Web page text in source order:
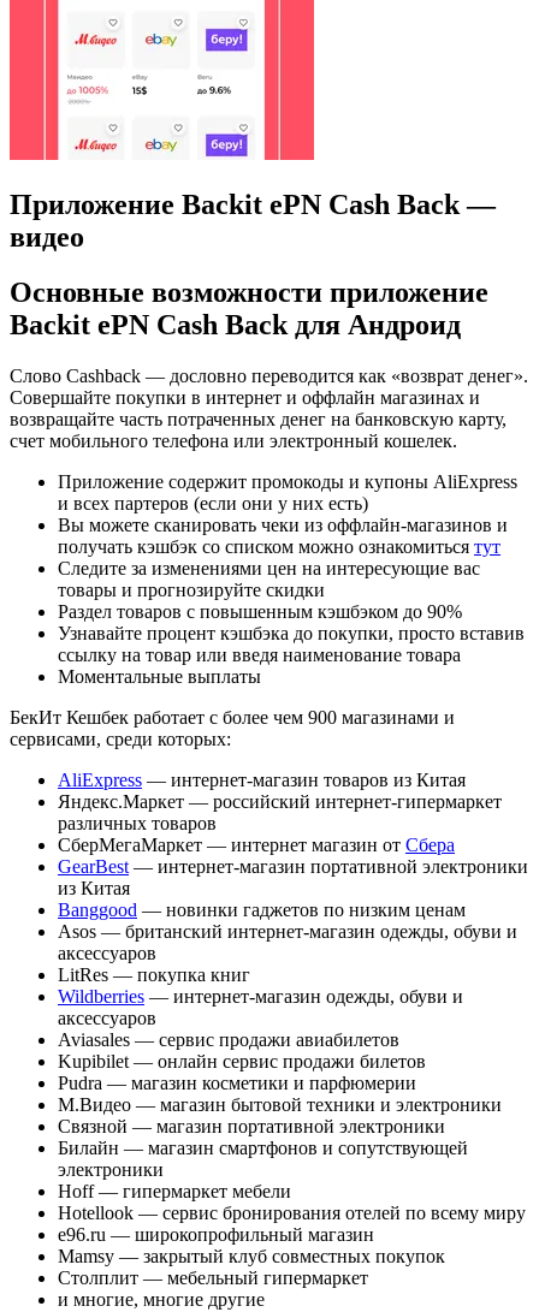
Приложение Backit ePN Cash Back —
видео
Основные возможности приложение
Backit ePN Cash Back для Андроид
Слово Cashback — дословно переводится как «возврат денег».
Совершайте покупки в интернет и оффлайн магазинах и
возвращайте часть потраченных денег на банковскую карту,
счет мобильного телефона или электронный кошелек.
Приложение содержит промокоды и купоны AliExpress
и всех партеров (если они у них есть)
Вы можете сканировать чеки из оффлайн-магазинов и
получать кэшбэк со списком можно ознакомиться тут
Следите за изменениями цен на интересующие вас
товары и прогнозируйте скидки
Раздел товаров с повышенным кэшбэком до 90%
Узнавайте процент кэшбэка до покупки, просто вставив
ссылку на товар или введя наименование товара
Моментальные выплаты
БекИт Кешбек работает c более чем 900 магазинами и
сервисами, среди которых:
AliExpress — интернет-магазин товаров из Китая
Яндекс.Маркет — российский интернет-гипермаркет
различных товаров
СберМегаМаркет — интернет магазин от Сбера
GearBest — интернет-магазин портативной электроники
из Китая
Banggood — новинки гаджетов по низким ценам
Asos — британский интернет-магазин одежды, обуви и
аксессуаров
LitRes — покупка книг
Wildberries — интернет-магазин одежды, обуви и
аксессуаров
Aviasales — сервис продажи авиабилетов
Kupibilet — онлайн сервис продажи билетов
Pudra — магазин косметики и парфюмерии
М.Видео — магазин бытовой техники и электроники
Связной — магазин портативной электроники
Билайн — магазин смартфонов и сопутствующей
электроники
Hoff — гипермаркет мебели
Hotellook — сервис бронирования отелей по всему миру
e96.ru — широкопрофильный магазин
Mamsy — закрытый клуб совместных покупок
Столплит — мебельный гипермаркет
и многие, многие другие